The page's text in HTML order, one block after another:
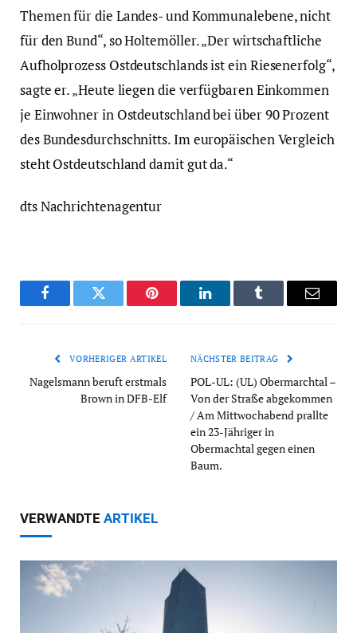
Themen für die Landes- und Kommunalebene, nicht
für den Bund“, so Holtemöller. „Der wirtschaftliche
Aufholprozess Ostdeutschlands ist ein Riesenerfolg“,
sagte er. „Heute liegen die verfügbaren Einkommen
je Einwohner in Ostdeutschland bei über 90 Prozent
des Bundesdurchschnitts. Im europäischen Vergleich
steht Ostdeutschland damit gut da.“
dts Nachrichtenagentur
FacebookTwitter Pinterest LinkedInTumblr Email
VORHERIGER ARTIKEL
Nagelsmann beruft erstmals
Brown in DFB-Elf
NÄCHSTER BEITRAG
POL-UL: (UL) Obermarchtal –
Von der Straße abgekommen
/ Am Mittwochabend prallte
ein 23-Jähriger in
Obermachtal gegen einen
Baum.
VERWANDTE ARTIKEL